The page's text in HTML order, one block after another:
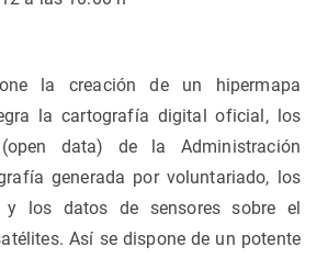
la creación de un hipermapa
la cartografía digital oficial, los
data) de la Administración
generada por voluntariado, los
y los datos de sensores sobre el
Así se dispone de un potente